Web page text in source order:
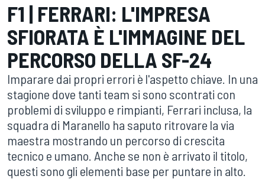
F1 | FERRARI: L'IMPRESA
SFIORATA È L'IMMAGINE DEL
PERCORSO DELLA SF-24
Imparare dai propri errori è l'aspetto chiave. In una
stagione dove tanti team si sono scontrati con
problemi di sviluppo e rimpianti, Ferrari inclusa, la
squadra di Maranello ha saputo ritrovare la via
maestra mostrando un percorso di crescita
tecnico e umano. Anche se non è arrivato il titolo,
questi sono gli elementi base per puntare in alto.